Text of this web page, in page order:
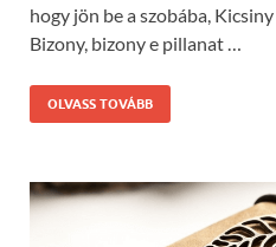
hogy jön be a szobába,
Bizony, bizony e pillanat …
OLVASS TOVÁBB